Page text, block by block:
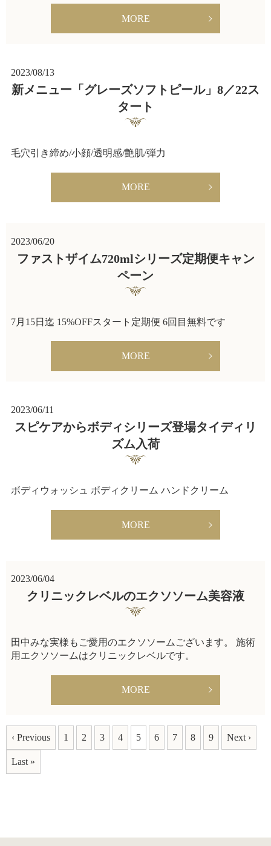
MORE
2023/08/13
新メニュー「グレーズソフトピール」8／22ス
タート
毛穴引き締め/小顔/透明感/艶肌/弾力
MORE
2023/06/20
ファストザイム720mlシリーズ定期便キャン
ペーン
7月15日迄 15%OFFスタート定期便 6回目無料です
MORE
2023/06/11
スピケアからボディシリーズ登場タイディリ
ズム入荷
ボディウォッシュ ボディクリーム ハンドクリーム
MORE
2023/06/04
クリニックレベルのエクソソーム美容液
田中みな実様もご愛用のエクソソームございます。 施術
用エクソソームはクリニックレベルです。
MORE
‹ Previous 1 2 3 4 5 6 7 8 9 Next ›
Last »